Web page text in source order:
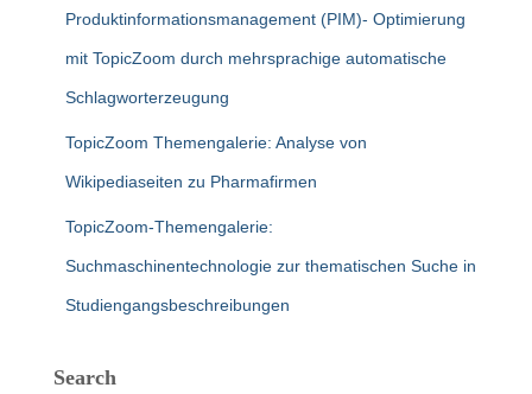
Produktinformationsmanagement (PIM)- Optimierung
mit TopicZoom durch mehrsprachige automatische
Schlagworterzeugung
TopicZoom Themengalerie: Analyse von
Wikipediaseiten zu Pharmafirmen
TopicZoom-Themengalerie:
Suchmaschinentechnologie zur thematischen Suche in
Studiengangsbeschreibungen
Search